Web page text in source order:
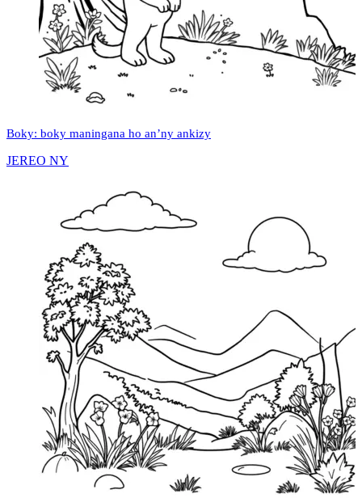
Boky: boky maningana ho an’ny ankizy
JEREO NY